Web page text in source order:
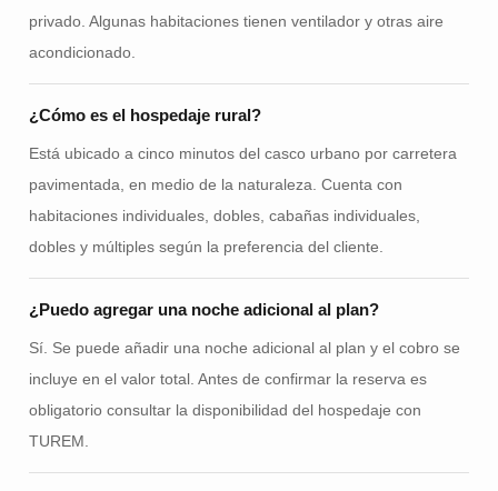
privado. Algunas habitaciones tienen ventilador y otras aire
acondicionado.
¿Cómo es el hospedaje rural?
Está ubicado a cinco minutos del casco urbano por carretera
pavimentada, en medio de la naturaleza. Cuenta con
habitaciones individuales, dobles, cabañas individuales,
dobles y múltiples según la preferencia del cliente.
¿Puedo agregar una noche adicional al plan?
Sí. Se puede añadir una noche adicional al plan y el cobro se
incluye en el valor total. Antes de confirmar la reserva es
obligatorio consultar la disponibilidad del hospedaje con
TUREM.